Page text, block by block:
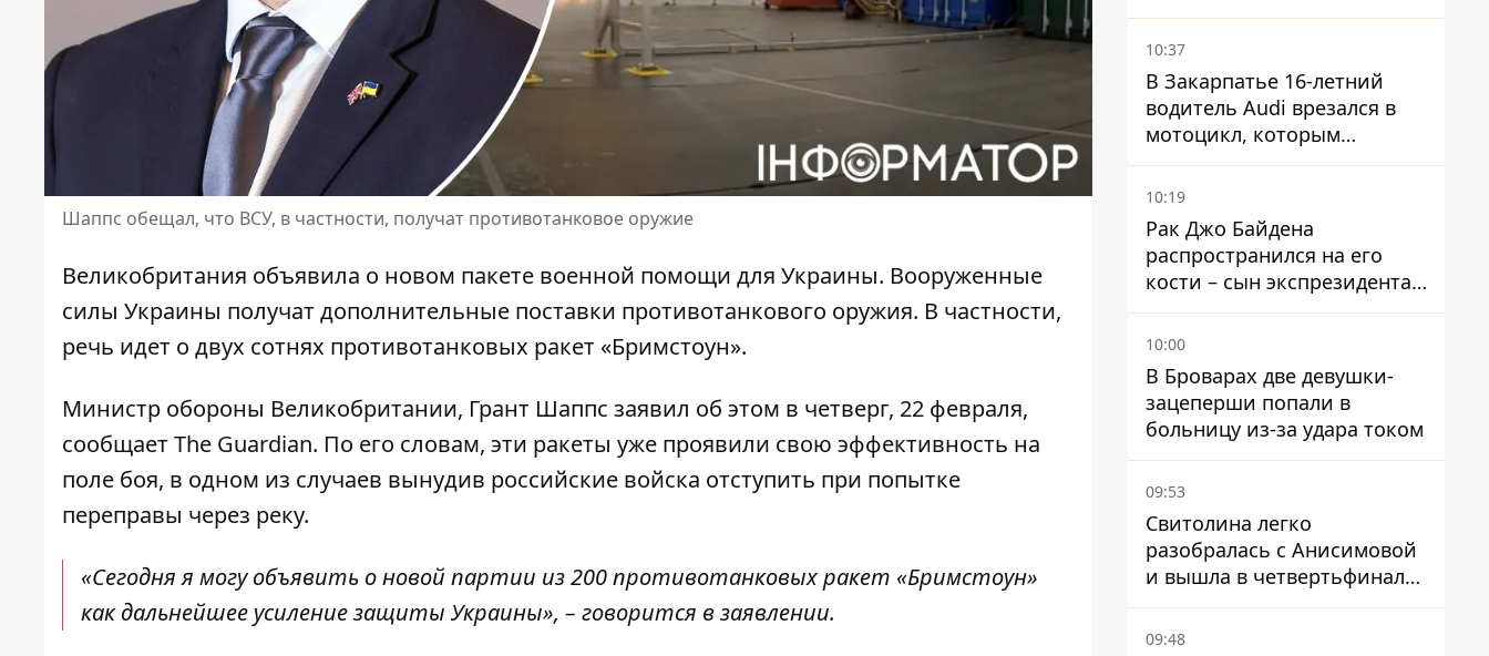
Шаппс обещал, что ВСУ, в частности, получат противотанковое оружие
Великобритания объявила о новом пакете военной помощи для Украины. Вооруженные
силы Украины получат дополнительные поставки противотанкового оружия. В частности,
речь идет о двух сотнях противотанковых ракет «Бримстоун».
Министр обороны Великобритании, Грант Шаппс заявил об этом в четверг, 22 февраля,
сообщает The Guardian. По его словам, эти ракеты уже проявили свою эффективность на
поле боя, в одном из случаев вынудив российские войска отступить при попытке
переправы через реку.
«Сегодня я могу объявить о новой партии из 200 противотанковых ракет «Бримстоун»
как дальнейшее усиление защиты Украины», – говорится в заявлении.
ограничения
водоснабжения
10:37
В Закарпатье 16-летний
водитель Audi врезался в
мотоцикл, которым
управлял 10-летний
мальчик
10:19
Рак Джо Байдена
распространился на его
кости – сын экспрезидента
США рассказал, что болезнь
отца прогрессирует
10:00
В Броварах две девушки-
зацеперши попали в
больницу из-за удара током
09:53
Свитолина легко
разобралась с Анисимовой
и вышла в четвертьфинал
турнира в Торонто
09:48